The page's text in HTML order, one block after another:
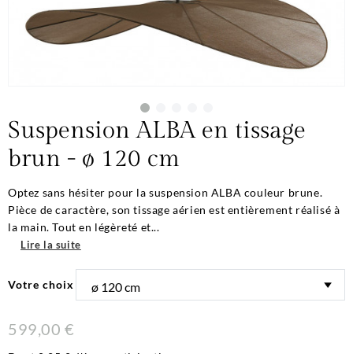
Suspension ALBA en tissage
brun - ø 120 cm
Optez sans hésiter pour la suspension ALBA couleur brune.
Pièce de caractère, son tissage aérien est entièrement réalisé à
la main. Tout en légèreté et...
Lire la suite
Votre choix
599,00 €